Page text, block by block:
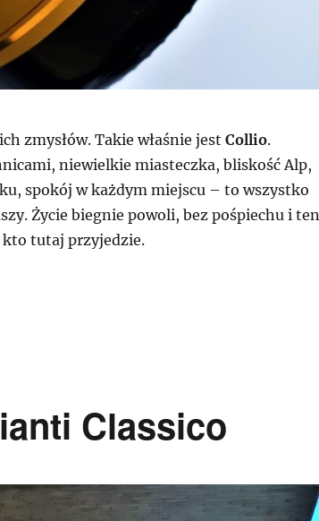
zmysłów. Takie właśnie jest Collio.
niewielkie miasteczka, bliskość Alp,
spokój w każdym miejscu – to wszystko
Życie biegnie powoli, bez pośpiechu i ten
tutaj przyjedzie.
Friulano 2019”
Classico